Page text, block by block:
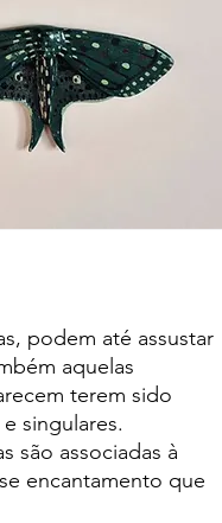
podem até assustar
aquelas
terem sido
singulares.
são associadas à
encantamento que